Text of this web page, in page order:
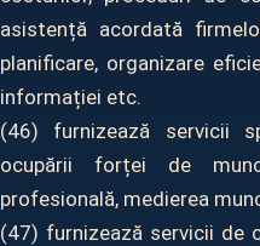
asistență acordată
planificare, organizare
informației etc.
(46) furnizează servicii
ocupării forței de
profesională, medierea
(47) furnizează servicii de